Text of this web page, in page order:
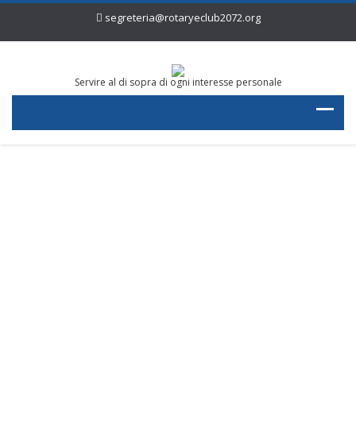
segreteria@rotaryeclub2072.org
Servire al di sopra di ogni interesse personale